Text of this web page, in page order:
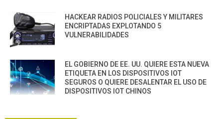
HACKEAR RADIOS POLICIALES Y MILITARES
ENCRIPTADAS EXPLOTANDO 5
VULNERABILIDADES
EL GOBIERNO DE EE. UU. QUIERE ESTA NUEVA
ETIQUETA EN LOS DISPOSITIVOS IOT
SEGUROS O QUIERE DESALENTAR EL USO DE
DISPOSITIVOS IOT CHINOS